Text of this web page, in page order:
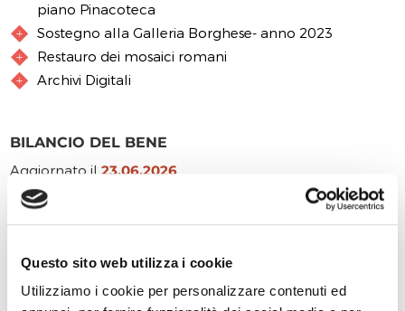
Questo sito web utilizza i cookie
Utilizziamo i cookie per personalizzare contenuti ed
piano Pinacoteca
Sostegno alla Galleria Borghese- anno 2023
Restauro dei mosaici romani
Archivi Digitali
BILANCIO DEL BENE
Aggiornato il23.06.2026
Interventi con raccolta aperta
Sostegno per la ricerca presso